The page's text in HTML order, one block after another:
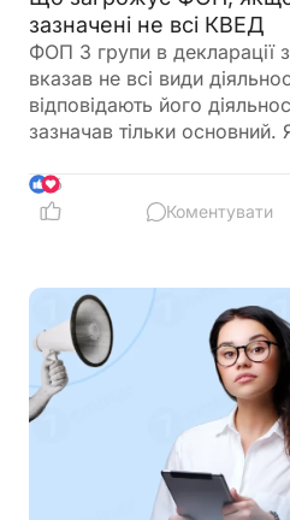
зазначені не всі КВЕД
ФОП 3 групи в декларації
вказав не всі види
відповідають його
зазначав тільки основний.
6
Коментувати